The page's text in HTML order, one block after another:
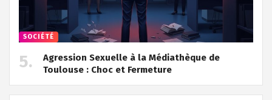
SOCIÉTÉ
Agression Sexuelle à la Médiathèque de
Toulouse : Choc et Fermeture